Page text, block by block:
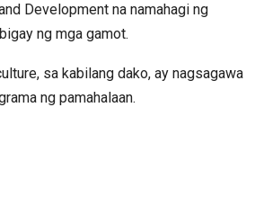
Development na namahagi ng
ng mga gamot.
sa kabilang dako, ay nagsagawa
ng pamahalaan.